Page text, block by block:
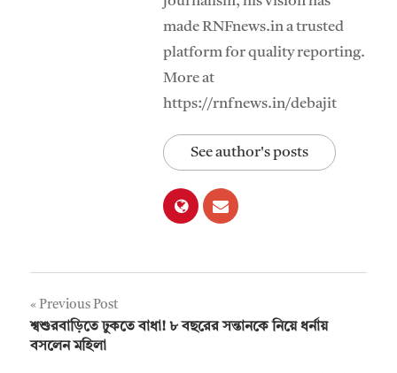
made RNFnews.in a trusted
platform for quality reporting.
More at
https://rnfnews.in/debajit
See author's posts
Post
navigation
Previous Post
শ্বশুরবাড়িতে ঢুকতে বাধা! ৮ বছরের সন্তানকে নিয়ে ধর্নায়
বসলেন মহিলা